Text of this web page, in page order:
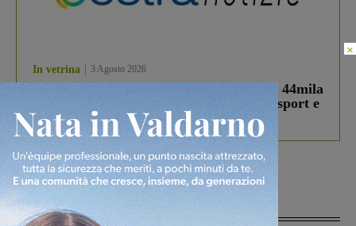
In vetrina 3 Agosto 2026
Estra Notizie agosto: Smart Cities, oltre 44mila
studenti coinvolti, torna il bando per lo sport e
debutta il podcast Estrair
Più lette
×